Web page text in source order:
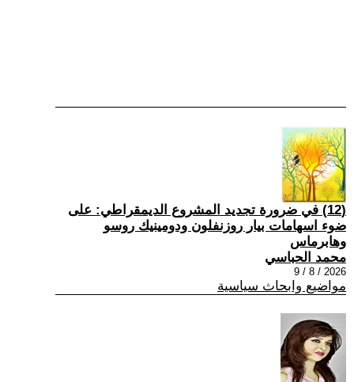
(12) في ضرورة تجديد المشروع الديمقراطي: على
ضوء اسهامات بيار روزنفلون ودومينيك روسو
وهابرماس
محمد الحباسي
2026 / 8 / 9
مواضيع وابحاث سياسية